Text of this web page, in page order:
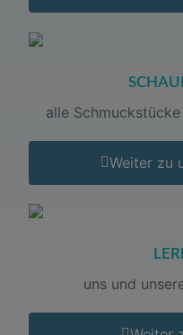
alle
Weiter zu
uns und